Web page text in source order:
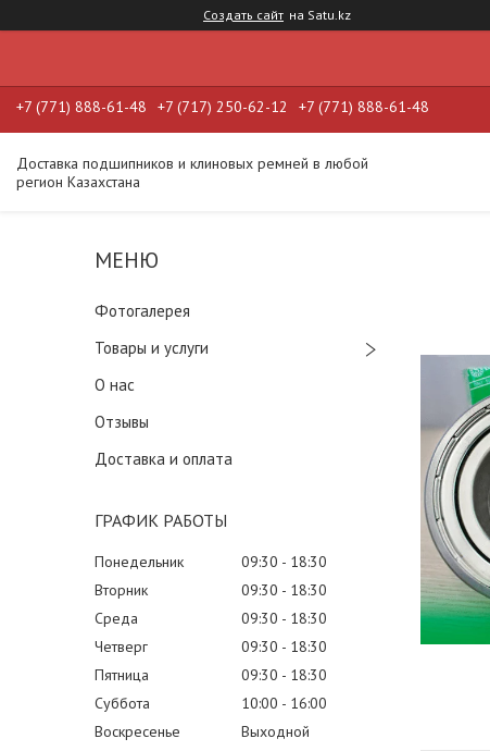
Создать сайт на Satu.kz
+7 (771) 888-61-48 +7 (717) 250-62-12 +7 (771) 888-61-48
Доставка подшипников и клиновых ремней в любой
регион Казахстана
Фотогалерея
Товары и услуги
О нас
Отзывы
Доставка и оплата
ГРАФИК РАБОТЫ
Понедельник 09:30
18:30
Вторник
09:30
18:30
Среда
09:30
18:30
Четверг
09:30
18:30
Пятница
09:30
18:30
Суббота
10:00
16:00
Воскресенье
Выходной